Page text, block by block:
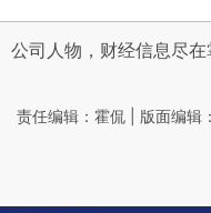
司人物，财经信息尽在
责任编辑：霍侃 | 版面编辑